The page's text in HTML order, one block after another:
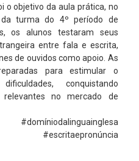
o objetivo da aula prática, no
turma do 4º período de
os alunos testaram seus
entre fala e escrita,
de ouvidos como apoio. As
para estimular o
conquistando
relevantes no mercado de
#escritaepronúncia